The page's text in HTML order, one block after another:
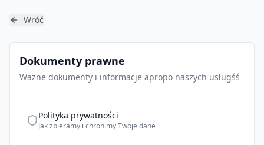
Wróć
Dokumenty prawne
Ważne dokumenty i informacje apropo naszych usługśś
Polityka prywatności
Jak zbieramy i chronimy Twoje dane